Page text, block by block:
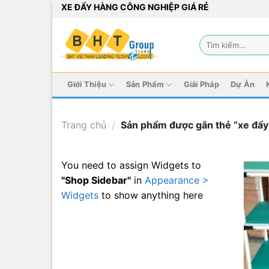
Bỏ
dung
XE ĐẨY HÀNG CÔNG NGHIỆP GIÁ RẺ
Tìm
kiếm:
Giới Thiệu Sản Phẩm Giải Pháp Dự Án
Trang chủ / Sản phẩm được gắn thẻ “xe
You need to assign Widgets to
"Shop Sidebar" in Appearance >
Widgets to show anything here